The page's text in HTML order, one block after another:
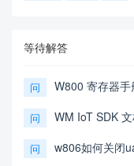
等待解答
问 W800 寄存器
问 WM IoT SDK
问 w806如何关闭